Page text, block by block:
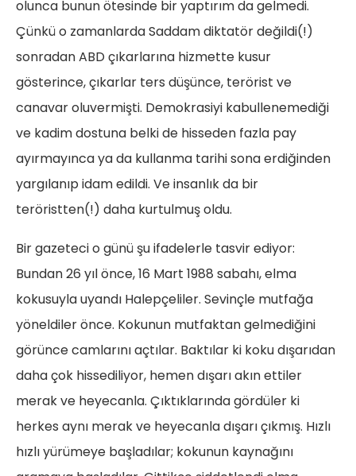
olunca bunun ötesinde bir yaptırım da gelmedi.
Çünkü o zamanlarda Saddam diktatör değildi(!)
sonradan ABD çıkarlarına hizmette kusur
gösterince, çıkarlar ters düşünce, terörist ve
canavar oluvermişti. Demokrasiyi kabullenemediği
ve kadim dostuna belki de hisseden fazla pay
ayırmayınca ya da kullanma tarihi sona erdiğinden
yargılanıp idam edildi. Ve insanlık da bir
teröristten(!) daha kurtulmuş oldu.
Bir gazeteci o günü şu ifadelerle tasvir ediyor:
Bundan 26 yıl önce, 16 Mart 1988 sabahı, elma
kokusuyla uyandı Halepçeliler. Sevinçle mutfağa
yöneldiler önce. Kokunun mutfaktan gelmediğini
görünce camlarını açtılar. Baktılar ki koku dışarıdan
daha çok hissediliyor, hemen dışarı akın ettiler
merak ve heyecanla. Çıktıklarında gördüler ki
herkes aynı merak ve heyecanla dışarı çıkmış. Hızlı
hızlı yürümeye başladılar; kokunun kaynağını